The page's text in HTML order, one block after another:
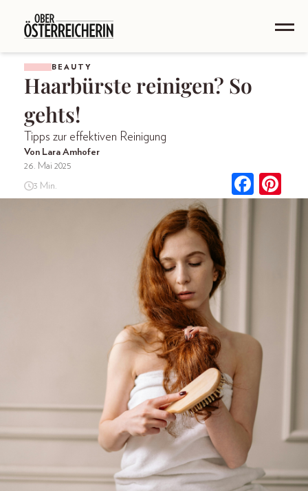
BEAUTY
Haarbürste reinigen? So
gehts!
Tipps zur effektiven Reinigung
Von Lara Amhofer
26. Mai 2025
3 Min.